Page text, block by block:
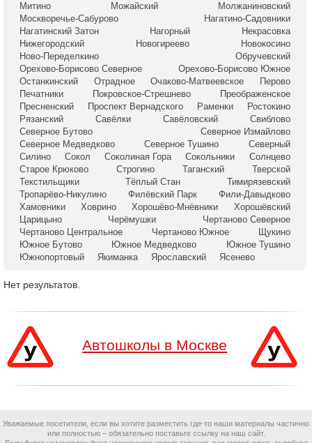
Митино
Можайский
Молжаниновский
Москворечье-Сабурово
Нагатино-Садовники
Нагатинский Затон
Нагорный
Некрасовка
Нижегородский
Новогиреево
Новокосино
Ново-Переделкино
Обручевский
Орехово-Борисово Северное
Орехово-Борисово Южное
Останкинский
Отрадное Очаково-Матвеевское
Перово
Печатники
Покровское-Стрешнево
Преображенское
Пресненский
Проспект Вернадского Раменки
Ростокино
Рязанский
Савёлки Савёловский
Свиблово
Северное Бутово
Северное Измайлово
Северное Медведково
Северное Тушино
Северный
Силино
Сокол Соколиная Гора Сокольники
Солнцево
Старое Крюково
Строгино Таганский
Тверской
Текстильщики
Тёплый Стан
Тимирязевский
Тропарёво-Никулино
Филёвский Парк
Фили-Давыдково
Хамовники
Ховрино Хорошёво-Мнёвники
Хорошёвский
Царицыно
Черёмушки
Чертаново Северное
Чертаново Центральное
Чертаново Южное
Щукино
Южное Бутово
Южное Медведково
Южное Тушино
Южнопортовый
Якиманка Ярославский Ясенево
Нет результатов.
Автошколы в Москве
Уважаемые посетители, если вы хотите разместить где-то наши материалы частично
или полностью – обязательно поставьте ссылку на наш сайт.